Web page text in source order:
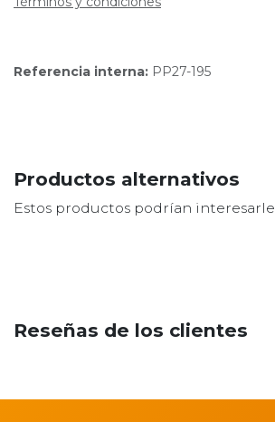
Referencia interna: PP27-195
Productos alternativos
Estos productos podrían interesarle
Reseñas de los clientes